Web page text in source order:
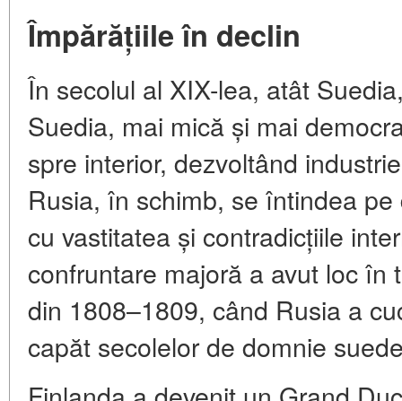
Împărățiile în declin
În secolul al XIX-lea, atât
Suedia, mai mică și mai
spre interior, dezvoltând
Rusia, în schimb, se întindea
cu vastitatea și contradicțiile
confruntare majoră a avut loc în
din 1808–1809, când Rusia a
capăt secolelor de domnie